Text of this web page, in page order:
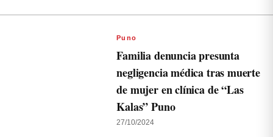
Puno
Familia denuncia presunta
negligencia médica tras muerte
de mujer en clínica de “Las
Kalas” Puno
27/10/2024